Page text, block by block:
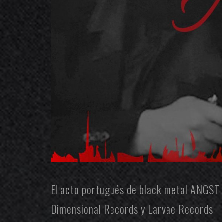
El acto portugués de black metal ANGST
Dimensional Recordsy Larvae Records